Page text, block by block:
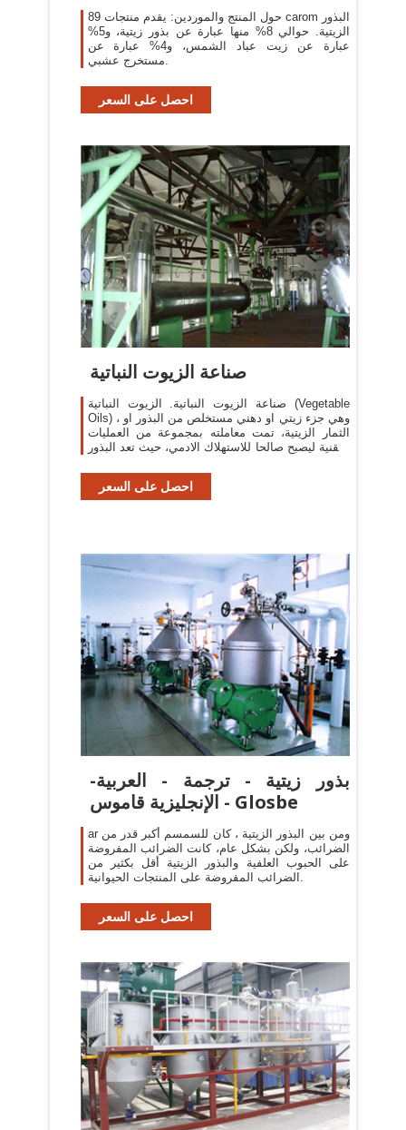
حول المنتج والموردين: يقدم منتجات 89 carom البذور
الزيتية. حوالي 8% منها عبارة عن بذور زيتية، و5%
عبارة عن زيت عباد الشمس، و4% عبارة عن
مستخرج عشبي.
احصل على السعر
صناعة الزيوت النباتية
صناعة الزيوت النباتية. الزيوت النباتية (Vegetable
Oils) ، وهي جزء زيتي او دهني مستخلص من البذور او
الثمار الزيتية، تمت معاملته بمجموعة من العمليات
التقنية ليصبح صالحا للاستهلاك الادمي، حيث تعد البذور
احصل على السعر
بذور زيتية - ترجمة - العربية-
الإنجليزية قاموس - Glosbe
ar ومن بين البذور الزيتية ، كان للسمسم أكبر قدر من
الضرائب، ولكن بشكل عام، كانت الضرائب المفروضة
على الحبوب العلفية والبذور الزيتية أقل بكثير من
الضرائب المفروضة على المنتجات الحيوانية.
احصل على السعر